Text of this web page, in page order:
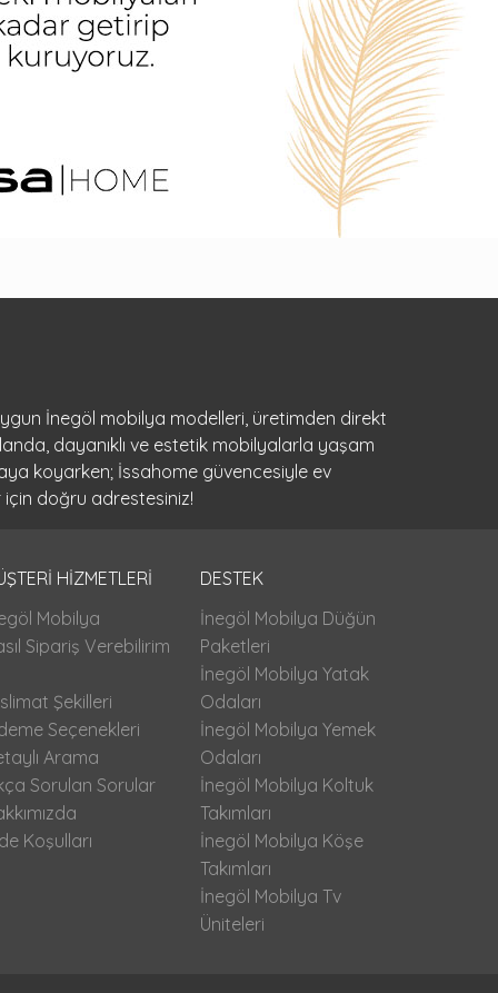
İnegöl mobilya modelleri, üretimden direkt
dayanıklı ve estetik mobilyalarla yaşam
koyarken; İssahome güvencesiyle ev
için doğru adrestesiniz!
HİZMETLERİ
Mobilya
Sipariş Verebilirim
Şekilleri
Seçenekleri
Arama
Sorulan Sorular
Koşulları
DESTEK
İnegöl Mobilya Düğün
Paketleri
İnegöl Mobilya Yatak
Odaları
İnegöl Mobilya Yemek
Odaları
İnegöl Mobilya Koltuk
Takımları
İnegöl Mobilya Köşe
Takımları
İnegöl Mobilya Tv
Üniteleri